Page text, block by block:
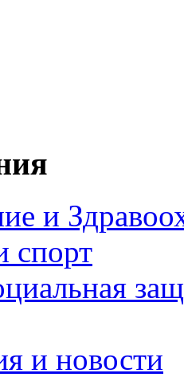
и
спорт
и новости